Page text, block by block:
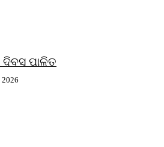
ଦିବସ ପାଳିତ
2026